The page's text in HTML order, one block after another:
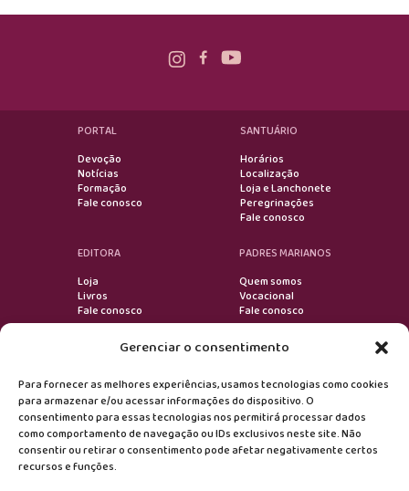
Gerenciar o consentimento
Para fornecer as melhores experiências, usamos tecnologias como cookies
para armazenar e/ou acessar informações do dispositivo. O
consentimento para essas tecnologias nos permitirá processar dados
como comportamento de navegação ou IDs exclusivos neste site. Não
consentir ou retirar o consentimento pode afetar negativamente certos
recursos e funções.
PORTAL
Devoção
Notícias
Formação
Fale conosco
SANTUÁRIO
Horários
Localização
Loja e Lanchonete
Peregrinações
Fale conosco
EDITORA
Loja
Livros
Fale conosco
PADRES MARIANOS
Quem somos
Vocacional
Fale conosco
Devoção